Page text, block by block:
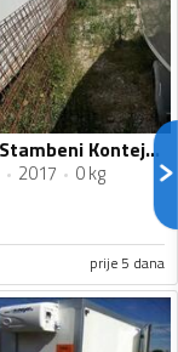
Ostalo - Stambeni Kontejneri
2017 0 kg
prije 5 dana